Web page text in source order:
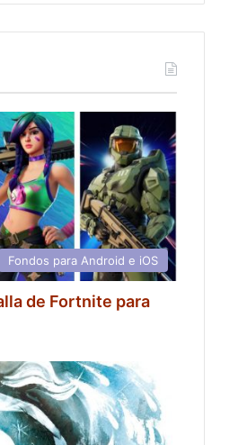
Fondos para Android e iOS
de Fortnite para